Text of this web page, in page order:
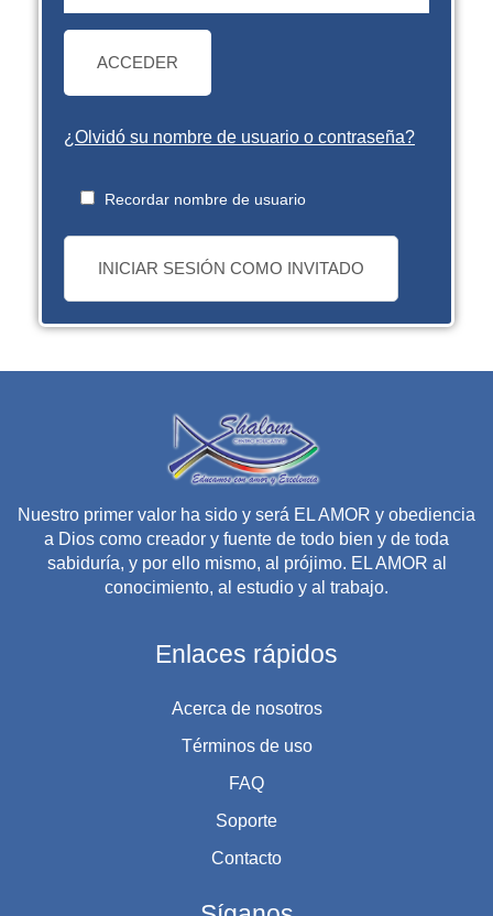
ACCEDER
¿Olvidó su nombre de usuario o contraseña?
Recordar nombre de usuario
INICIAR SESIÓN COMO INVITADO
Nuestro primer valor ha sido y será EL AMOR y obediencia
a Dios como creador y fuente de todo bien y de toda
sabiduría, y por ello mismo, al prójimo. EL AMOR al
conocimiento, al estudio y al trabajo.
Enlaces rápidos
Acerca de nosotros
Términos de uso
FAQ
Soporte
Contacto